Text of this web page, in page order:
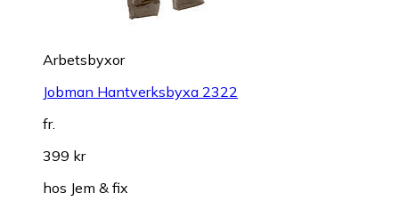
Arbetsbyxor
Jobman Hantverksbyxa 2322
fr.
399 kr
hos Jem & fix